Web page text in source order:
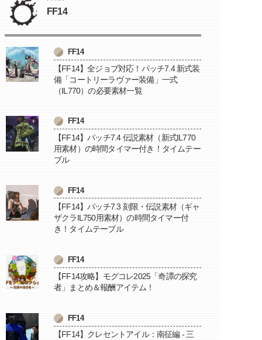
FF14
FF14
【FF14】全ジョブ対応！パッチ7.4 新式装
備「コートリーラヴァー装備」一式
（IL770）の必要素材一覧
FF14
【FF14】パッチ7.4 伝説素材（新式IL770
用素材）の時間タイマー付き！タイムテー
ブル
FF14
【FF14】パッチ7.3 刻限・伝説素材（ギャ
ザクラIL750用素材）の時間タイマー付
き！タイムテーブル
FF14
【FF14攻略】モグコレ2025「奇譚の探究
者」まとめ＆報酬アイテム！
FF14
【FF14】クレセントアイル：南征編 - 三